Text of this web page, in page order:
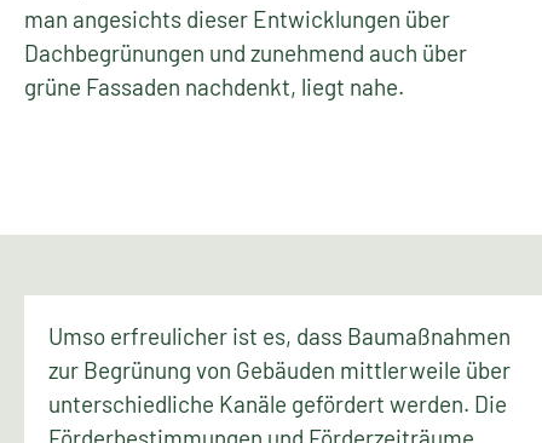
man angesichts dieser Entwicklungen über
Dachbegrünungen und zunehmend auch über
grüne Fassaden nachdenkt, liegt nahe.
Umso erfreulicher ist es, dass Baumaßnahmen
zur Begrünung von Gebäuden mittlerweile über
unterschiedliche Kanäle gefördert werden. Die